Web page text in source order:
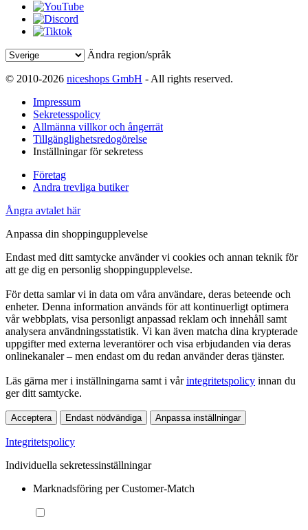
Ändra region/språk
© 2010-2026 niceshops GmbH - All rights reserved.
Impressum
Sekretesspolicy
Allmänna villkor och ångerrät
Tillgänglighetsredogörelse
Inställningar för sekretess
Företag
Andra trevliga butiker
Ångra avtalet här
Anpassa din shoppingupplevelse
Endast med ditt samtycke använder vi cookies och annan teknik för
att ge dig en personlig shoppingupplevelse.
För detta samlar vi in data om våra användare, deras beteende och
enheter. Denna information används för att kontinuerligt optimera
vår webbplats, visa personligt anpassad reklam och innehåll samt
analysera användningsstatistik. Vi kan även matcha dina krypterade
uppgifter med externa leverantörer och visa erbjudanden via deras
onlinekanaler – men endast om du redan använder deras tjänster.
Läs gärna mer i inställningarna samt i vårintegritetspolicy innan du
ger ditt samtycke.
Acceptera Endast nödvändiga Anpassa inställningar
Integritetspolicy
Individuella sekretessinställningar
Marknadsföring per Customer-Match